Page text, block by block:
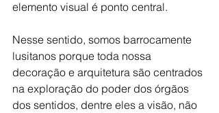
elemento visual é ponto central.
Nesse sentido, somos barrocamente
lusitanos porque toda nossa
decoração e arquitetura são centrados
na exploração do poder dos órgãos
dos sentidos, dentre eles a visão, não